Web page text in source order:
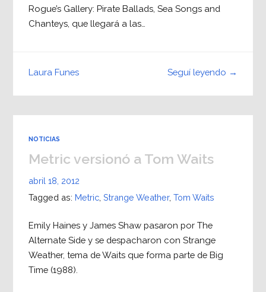
Rogue’s Gallery: Pirate Ballads, Sea Songs and
Chanteys, que llegará a las…
Seguí leyendo →
Laura Funes
NOTICIAS
Metric versionó a Tom Waits
abril 18, 2012
Tagged as: Metric, Strange Weather, Tom Waits
Emily Haines y James Shaw pasaron por The
Alternate Side y se despacharon con Strange
Weather, tema de Waits que forma parte de Big
Time (1988).